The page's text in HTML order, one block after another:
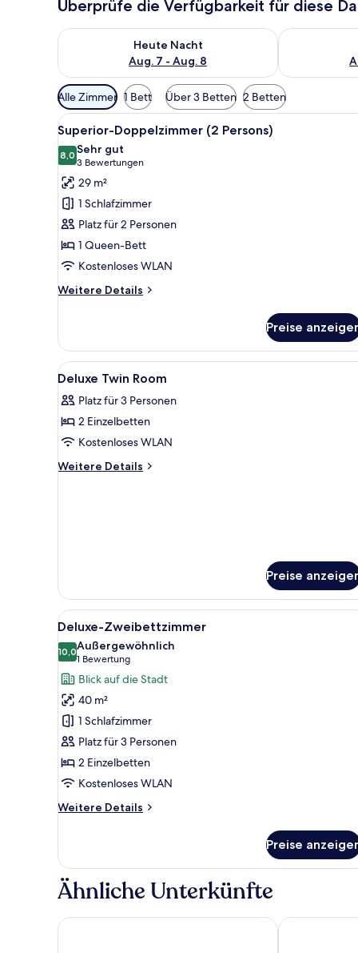
Überprüfe die Verfügbarkeit für diese
Heute Nacht
Aug. 7 - Aug. 8
Überprüfe die Verfügbarkeit für heute Nacht, Aug. 7
Überprüfe
Verfügbare
Filter
für
Zimmer
Alle Zimmer 1 Bett Über 3 Betten 2 Betten
Alle
Fotos
für
Superior-
Doppelzimmer
(2
Persons)
anzeigen
Ein Hotelzimmer mit Bett,
12
Superior-Doppelzimmer (2 Persons)
8,08,0 von 10
Sehr gut
3 Bewertungen
(3
Bewertungen)
29 m²
1 Schlafzimmer
Platz für 2 Personen
1 Queen-Bett
Kostenloses WLAN
Weitere Details
Weitere
Doppelzimmer
(2
Persons)
Preise
Alle
Fotos
für
Deluxe
Twin
Room
Ein Hotelzimmer mit zwei
1
Deluxe Twin Room
Platz für 3 Personen
2 Einzelbetten
Kostenloses WLAN
Weitere Details
Weitere
Preise
Alle
Fotos
für
Deluxe-
Zweibettzimmer
anzeigen
Ein Hotelzimmer mit zwei
1
Deluxe-Zweibettzimmer
10,010,0 von 10
Außergewöhnlich
1 Bewertung
(1
Bewertung)
Blick auf die Stadt
40 m²
1 Schlafzimmer
Platz für 3 Personen
2 Einzelbetten
Kostenloses WLAN
Weitere Details
Weitere
Zweibettzimmer
Preise
Ähnliche Unterkünfte
Andakira Hotel Zenseana